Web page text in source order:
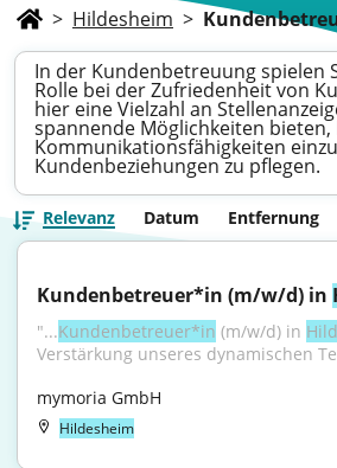
> Hildesheim >
In der Kundenbetreuung spielen
Rolle bei der Zufriedenheit von
hier eine Vielzahl an
spannende Möglichkeiten bieten,
Kommunikationsfähigkeiten
Kundenbeziehungen zu pflegen.
Relevanz Datum Entfernung
Kundenbetreuer*in (m/w/d) in
"...Kundenbetreuer*in (m/w/d) in
Verstärkung unseres dynamischen
mymoria GmbH
Hildesheim